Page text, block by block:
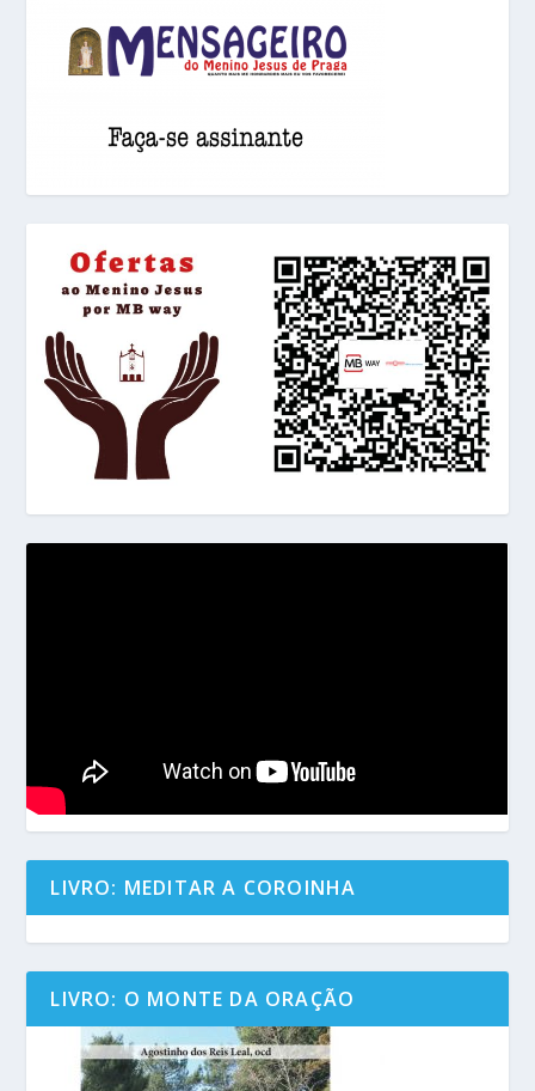
LIVRO: MEDITAR A COROINHA
LIVRO: O MONTE DA ORAÇÃO